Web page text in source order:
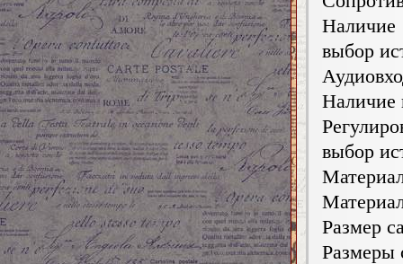
выбор
Наличие
выбор
Размер
Размеры